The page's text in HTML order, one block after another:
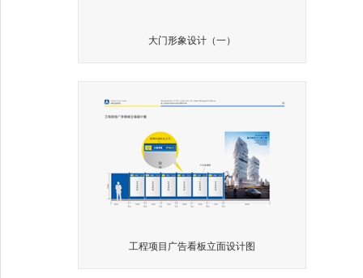
大门形象设计（一）
工程项目广告看板立面设计图